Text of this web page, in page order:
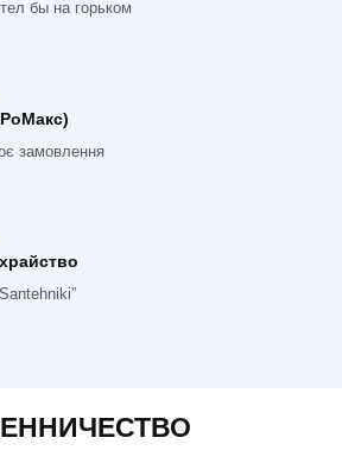
бы на горьком
замовлення